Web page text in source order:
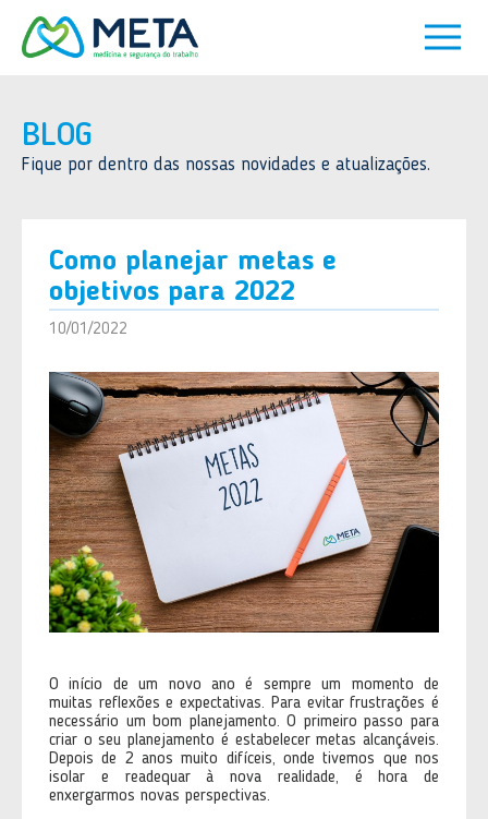
BLOG
Fique por dentro das nossas novidades e atualizações.
Como planejar metas e
objetivos para 2022
10/01/2022
O início de um novo ano é sempre um momento de
muitas reflexões e expectativas. Para evitar frustrações é
necessário um bom planejamento. O primeiro passo para
criar o seu planejamento é estabelecer metas alcançáveis.
Depois de 2 anos muito difíceis, onde tivemos que nos
isolar e readequar à nova realidade, é hora de
enxergarmos novas perspectivas.